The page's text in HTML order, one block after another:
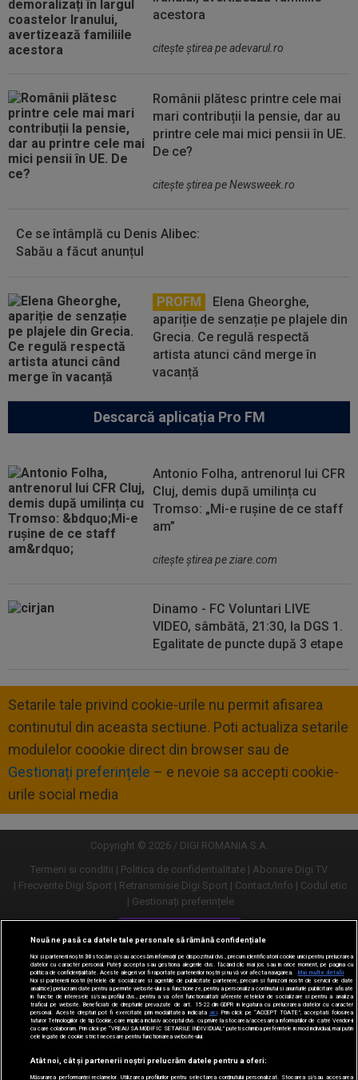
acestora
citeşte ştirea pe adevarul.ro
Românii plătesc printre cele mai
mari contribuții la pensie, dar au
printre cele mai mici pensii în UE.
De ce?
citeşte ştirea pe Newsweek.ro
Ce se întâmplă cu Denis Alibec:
Sabău a făcut anunțul
PROFM
Elena Gheorghe,
apariție de senzație pe plajele din
Grecia. Ce regulă respectă
artista atunci când merge în
vacanță
Descarcă aplicația Pro FM
Antonio Folha, antrenorul lui CFR
Cluj, demis după umilința cu
Tromso: „Mi-e rușine de ce staff
am”
citeşte ştirea pe ziare.com
Dinamo - FC Voluntari LIVE
VIDEO, sâmbătă, 21:30, la DGS 1.
Egalitate de puncte după 3 etape
Setarile tale privind cookie-urile nu permit afisarea
continutul din aceasta sectiune. Poti actualiza setarile
modulelor coookie direct din browser sau de
Gestionați preferințele – e nevoie sa accepti cookie-
urile social media
Copyright © 2026 / DIGI ROMANIA S.A.
Termeni si conditii
Politica de confidentialitate
Abonare Digi TV
Frecvente Digi Sport
Retransmisie Digi Sport Contact/Info
Codul etic
Gestionați preferințele
Versiune desktop
Nouă ne pasă ca datele tale personale să rămână confidențiale
Noi și partenerii noștri30stocăm și/sau accesăm informații pe dispozitivul dvs., precum identificatorii cookie unici pentru prelucrarea
datelor cu caracter personal. Puteți accepta sau gestiona alegerile dvs. făcând clic mai jos sau în orice moment, pe pagina cu
politica de confidențialitate. Aceste alegeri vor fi raportate partenerilor noștri și nu vă vor afecta navigarea.
Mai multe detalii
Noi si partenerii nostri (retelele de socializare si agentiile de publicitate partenere, precum si furnizorii nostri de servicii de date
analitice) prelucram date pentru a permite website-ului sa functioneze, pentru a personaliza continutul si anunturile publicitare afisate
in functie de interesele si/sau profilul dvs., pentru a va oferi functionalitati aferente retelelor de socializare si pentru a analiza
traficul pe website. Beneficiati de drepturile prevazute de art. 15-22 din GDPR in legatura cu prelucrarea datelor cu caracter
personal. Aceste drepturi pot fi exercitate prin modalitatea indicata aici. Prin click pe “ACCEPT TOATE”, acceptati folosirea
tuturor Tehnologiilor de tip Cookie, care implica inclusiv acceptul dvs. cu privire la stocarea/accesarea informatiilor de catre Vendor-ii
cu care colaboram. Prin click pe “VREAU SA MODIFIC SETARILE INDIVIDUAL” puteti schimba preferintele in mod individual, mai putin
cele legate de cookie strict necesare pentru functionarea website-ului.
Atât noi, cât și partenerii noștri prelucrăm datele pentru a oferi:
Măsurarea performanței reclamelor. Utilizarea profilurilor pentru selectarea conținutului personalizat. Stocarea și/sau accesarea